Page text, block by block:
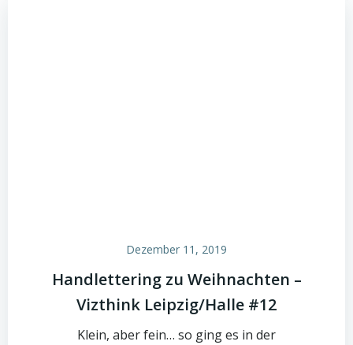
Dezember 11, 2019
Handlettering zu Weihnachten –
Vizthink Leipzig/Halle #12
Klein, aber fein… so ging es in der